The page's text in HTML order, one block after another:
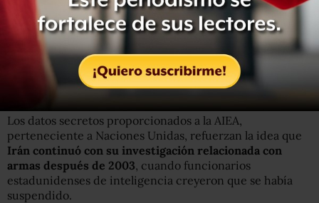
La tecnología crucial vinculó a los expertos en Pakistán
por medio de Abdul Qadeer Khan, padre de la bomba
atómica paquistaní,y Corea del Norte, que han
impulsado a Irán al umbral de la capacidad nuclear,
afirmaron los funcionarios.
Los datos secretos proporcionados a la AIEA,
perteneciente a Naciones Unidas, refuerzan la idea que
Irán continuó con su investigación relacionada con
armas después de 2003 , cuando funcionarios
estadunidenses de inteligencia creyeron que se había
suspendido.